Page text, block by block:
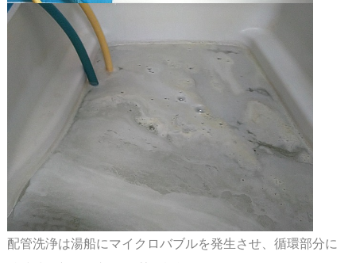
配管洗浄は湯船にマイクロバブルを発生させ、循環部分に